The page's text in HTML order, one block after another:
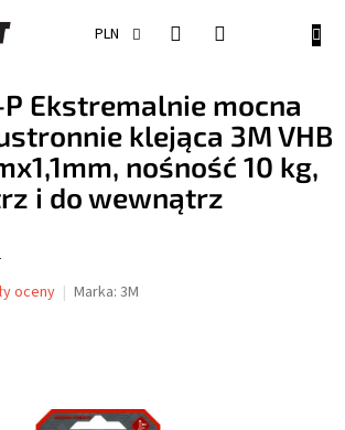
PLN
P Ekstremalnie mocna
klejąca 3M VHB
nośność 10 kg,
i do wewnątrz
oceny Marka: 3M